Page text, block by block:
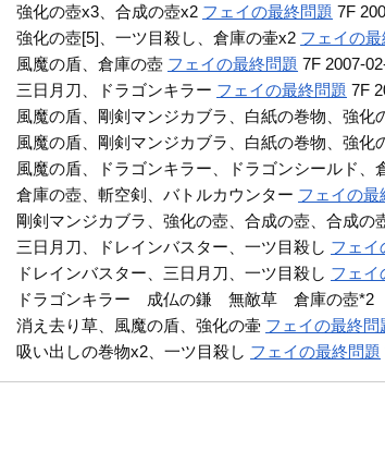
強化の壺x3、合成の壺x2 フェイの最終問題 7F
強化の壺[5]、一ツ目殺し、倉庫の壷x2 フェイの最
風魔の盾、倉庫の壺 フェイの最終問題 7F 2007-
三日月刀、ドラゴンキラー フェイの最終問題 7F
風魔の盾、剛剣マンジカブラ、白紙の巻物、強化
風魔の盾、剛剣マンジカブラ、白紙の巻物、強化
風魔の盾、ドラゴンキラー、ドラゴンシールド、
倉庫の壺、斬空剣、バトルカウンター フェイの最
剛剣マンジカブラ、強化の壺、合成の壺、合成の
三日月刀、ドレインバスター、一ツ目殺し フェイ
ドレインバスター、三日月刀、一ツ目殺し フェイ
ドラゴンキラー 成仏の鎌 無敵草 倉庫の壺*2
消え去り草、風魔の盾、強化の壷 フェイの最終問
吸い出しの巻物x2、一ツ目殺し フェイの最終問題